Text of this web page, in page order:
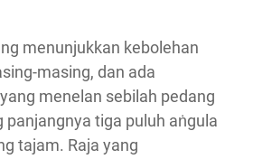
menunjukkan kebolehan
masing, dan ada
menelan sebilah pedang
panjangnya tiga puluh aṅgula
tajam. Raja yang